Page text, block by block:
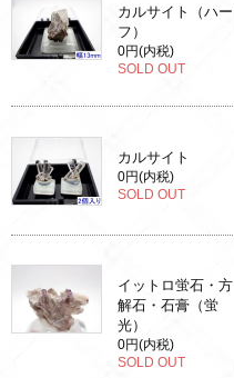
カルサイト（ハー
フ）
0円(内税)
SOLD OUT
カルサイト
0円(内税)
SOLD OUT
イットロ蛍石・方
解石・石膏（蛍
光）
0円(内税)
SOLD OUT